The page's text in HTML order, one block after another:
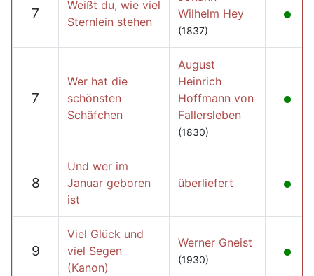
7
Weißt du, wie viel
Sternlein stehen
Wilhelm Hey
(1837)
7
Wer hat die
schönsten
Schäfchen
August
Heinrich
Hoffmann von
Fallersleben
(1830)
8
Und wer im
Januar geboren
ist
überliefert
9
Viel Glück und
viel Segen
(Kanon)
Werner Gneist
(1930)